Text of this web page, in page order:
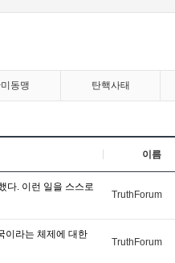
동맹 탄핵사태
이름
다. 이런 일을 스스로
TruthForum
이라는 체제에 대한
TruthForum